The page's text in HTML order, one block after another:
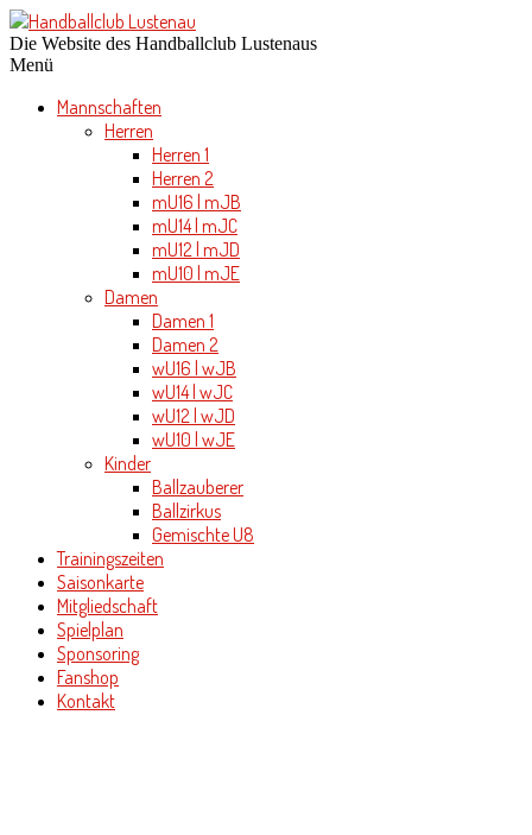
Die Website des Handballclub Lustenaus
Menü
Mannschaften
Herren
Herren 1
Herren 2
mU16 | mJB
mU14 | mJC
mU12 | mJD
mU10 | mJE
Damen
Damen 1
Damen 2
wU16 | wJB
wU14 | wJC
wU12 | wJD
wU10 | wJE
Kinder
Ballzauberer
Ballzirkus
Gemischte U8
Trainingszeiten
Saisonkarte
Mitgliedschaft
Spielplan
Sponsoring
Fanshop
Kontakt